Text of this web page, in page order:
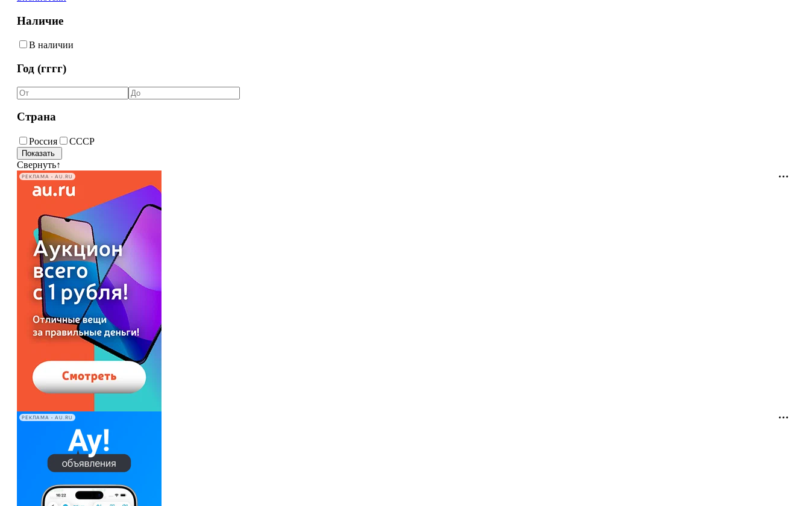
Наличие
В наличии
Год (гггг)
Страна
Россия СССР
Свернуть↑
РЕКЛАМА • AU.RU
РЕКЛАМА • AU.RU